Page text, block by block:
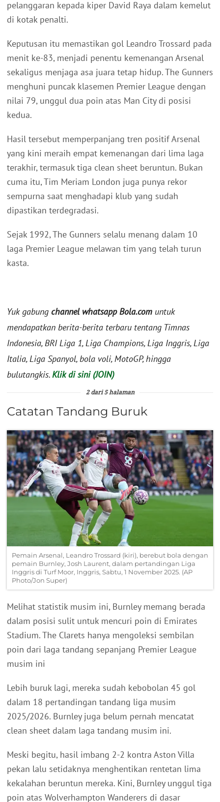
pelanggaran kepada kiper David Raya dalam kemelut
di kotak penalti.
Keputusan itu memastikan gol Leandro Trossard pada
menit ke-83, menjadi penentu kemenangan Arsenal
sekaligus menjaga asa juara tetap hidup. The Gunners
menghuni puncak klasemen Premier League dengan
nilai 79, unggul dua poin atas Man City di posisi
kedua.
Hasil tersebut memperpanjang tren positif Arsenal
yang kini meraih empat kemenangan dari lima laga
terakhir, termasuk tiga clean sheet beruntun. Bukan
cuma itu, Tim Meriam London juga punya rekor
sempurna saat menghadapi klub yang sudah
dipastikan terdegradasi.
Sejak 1992, The Gunners selalu menang dalam 10
laga Premier League melawan tim yang telah turun
kasta.
Yuk gabung channel whatsapp Bola.com untuk
mendapatkan berita-berita terbaru tentang Timnas
Indonesia, BRI Liga 1, Liga Champions, Liga Inggris, Liga
Italia, Liga Spanyol, bola voli, MotoGP, hingga
bulutangkis.Klik di sini (JOIN)
2 dari 5 halaman
Catatan Tandang Buruk
Pemain Arsenal, Leandro Trossard (kiri), berebut bola dengan
pemain Burnley, Josh Laurent, dalam pertandingan Liga
Inggris di Turf Moor, Inggris, Sabtu, 1 November 2025. (AP
Photo/Jon Super)
Melihat statistik musim ini, Burnley memang berada
dalam posisi sulit untuk mencuri poin di Emirates
Stadium. The Clarets hanya mengoleksi sembilan
poin dari laga tandang sepanjang Premier League
musim ini
Lebih buruk lagi, mereka sudah kebobolan 45 gol
dalam 18 pertandingan tandang liga musim
2025/2026. Burnley juga belum pernah mencatat
clean sheet dalam laga tandang musim ini.
Meski begitu, hasil imbang 2-2 kontra Aston Villa
pekan lalu setidaknya menghentikan rentetan lima
kekalahan beruntun mereka. Kini, Burnley unggul tiga
poin atas Wolverhampton Wanderers di dasar